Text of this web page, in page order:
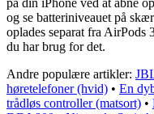
på din iPhone ved at åbne
og se batteriniveauet på
oplades separat fra AirPods
du har brug for det.
Andre populære artikler:
høretelefoner (hvid) • En
trådløs controller (matsort) •